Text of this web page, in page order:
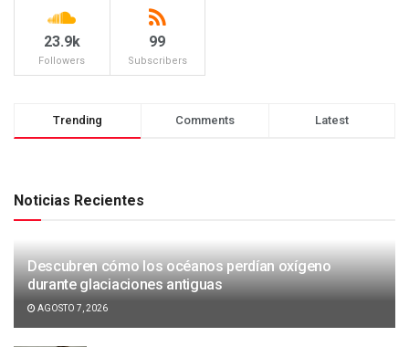
23.9k
Followers
99
Subscribers
Trending Comments Latest
Noticias Recientes
Descubren cómo los océanos perdían oxígeno
durante glaciaciones antiguas
AGOSTO 7, 2026